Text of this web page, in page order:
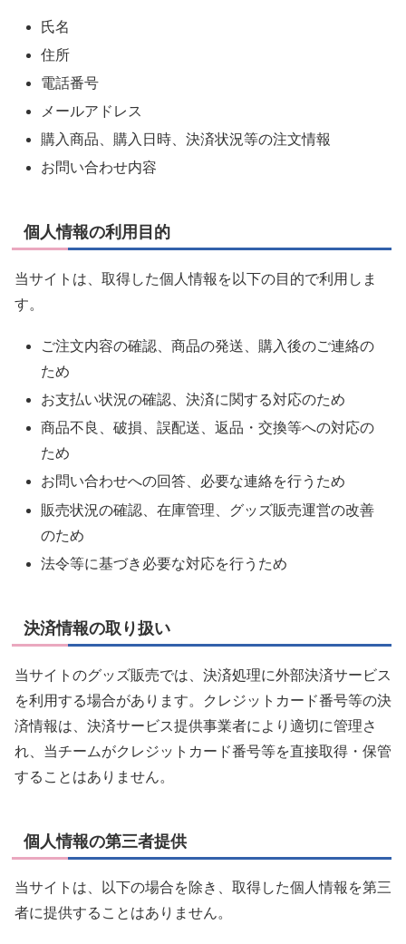
氏名
住所
電話番号
メールアドレス
購入商品、購入日時、決済状況等の注文情報
お問い合わせ内容
個人情報の利用目的
当サイトは、取得した個人情報を以下の目的で利用しま
す。
ご注文内容の確認、商品の発送、購入後のご連絡の
ため
お支払い状況の確認、決済に関する対応のため
商品不良、破損、誤配送、返品・交換等への対応の
ため
お問い合わせへの回答、必要な連絡を行うため
販売状況の確認、在庫管理、グッズ販売運営の改善
のため
法令等に基づき必要な対応を行うため
決済情報の取り扱い
当サイトのグッズ販売では、決済処理に外部決済サービス
を利用する場合があります。クレジットカード番号等の決
済情報は、決済サービス提供事業者により適切に管理さ
れ、当チームがクレジットカード番号等を直接取得・保管
することはありません。
個人情報の第三者提供
当サイトは、以下の場合を除き、取得した個人情報を第三
者に提供することはありません。